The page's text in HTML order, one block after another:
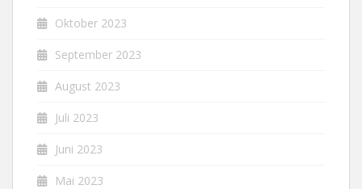
Oktober 2023
September 2023
August 2023
Juli 2023
Juni 2023
Mai 2023